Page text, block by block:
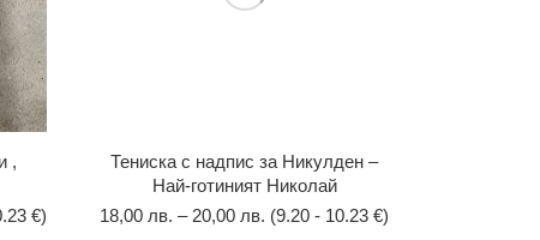
,
€)
Тениска с надпис за Никулден –
Най-готиният Николай
18,00 лв. – 20,00 лв. (9.20 - 10.23 €)